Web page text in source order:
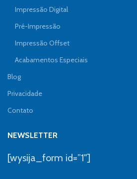
Impressão Digital
Pré-Impressão
Impressão Offset
Acabamentos Especiais
Blog
Privacidade
Contato
NEWSLETTER
[wysija_form id=”1″]